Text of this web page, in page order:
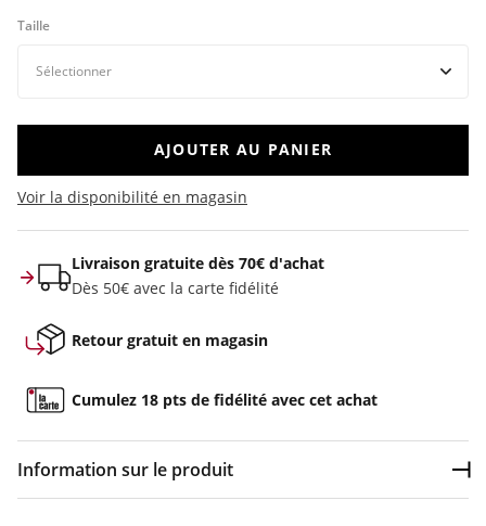
Taille
AJOUTER AU PANIER
Voir la disponibilité en magasin
Livraison gratuite dès 70€ d'achat
Dès 50€ avec la carte fidélité
Retour gratuit en magasin
Cumulez 18 pts de fidélité avec cet achat
Information sur le produit